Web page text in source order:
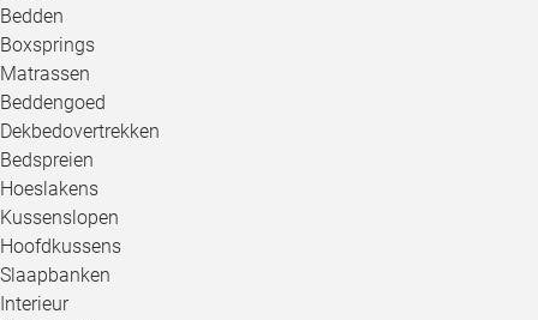
Bedden
Boxsprings
Matrassen
Beddengoed
Dekbedovertrekken
Bedspreien
Hoeslakens
Kussenslopen
Hoofdkussens
Slaapbanken
Interieur